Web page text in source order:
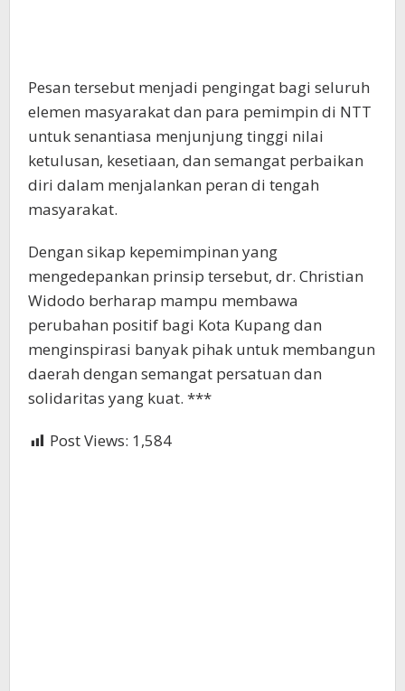
Pesan tersebut menjadi pengingat bagi seluruh
elemen masyarakat dan para pemimpin di NTT
untuk senantiasa menjunjung tinggi nilai
ketulusan, kesetiaan, dan semangat perbaikan
diri dalam menjalankan peran di tengah
masyarakat.
Dengan sikap kepemimpinan yang
mengedepankan prinsip tersebut, dr. Christian
Widodo berharap mampu membawa
perubahan positif bagi Kota Kupang dan
menginspirasi banyak pihak untuk membangun
daerah dengan semangat persatuan dan
solidaritas yang kuat. ***
Post Views: 1,584